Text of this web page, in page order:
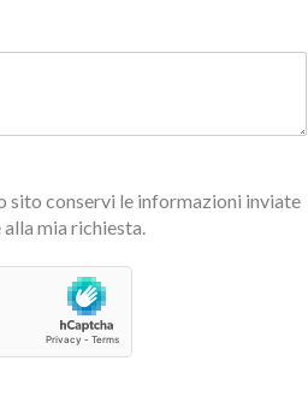
sito conservi le informazioni inviate
mia richiesta.